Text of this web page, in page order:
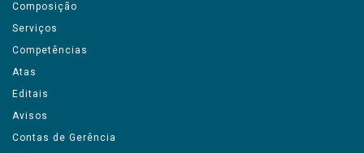
Composição
Serviços
Competências
Atas
Editais
Avisos
Contas de Gerência